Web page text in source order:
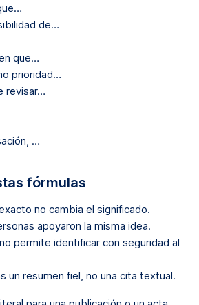
de…
que…
prioridad…
revisar…
…
fórmulas
no cambia el significado.
apoyaron la misma idea.
permite identificar con seguridad al
un resumen fiel, no una cita textual.